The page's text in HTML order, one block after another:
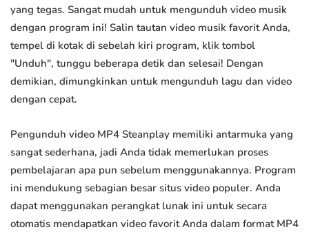
yang tegas. Sangat mudah untuk mengunduh video musik
dengan program ini! Salin tautan video musik favorit Anda,
tempel di kotak di sebelah kiri program, klik tombol
"Unduh", tunggu beberapa detik dan selesai! Dengan
demikian, dimungkinkan untuk mengunduh lagu dan video
dengan cepat.
Pengunduh video MP4 Steanplay memiliki antarmuka yang
sangat sederhana, jadi Anda tidak memerlukan proses
pembelajaran apa pun sebelum menggunakannya. Program
ini mendukung sebagian besar situs video populer. Anda
dapat menggunakan perangkat lunak ini untuk secara
otomatis mendapatkan video favorit Anda dalam format MP4